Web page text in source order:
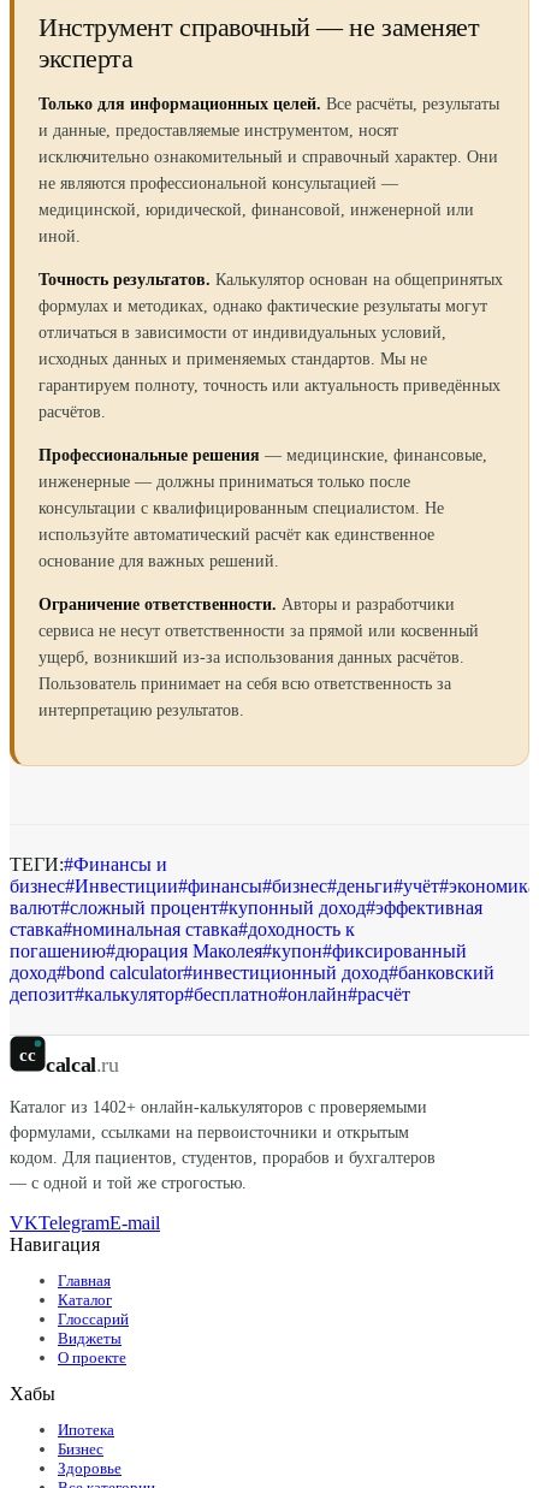
Инструмент справочный — не заменяет
эксперта
Только для информационных целей. Все расчёты, результаты
и данные, предоставляемые инструментом, носят
исключительно ознакомительный и справочный характер. Они
не являются профессиональной консультацией —
медицинской, юридической, финансовой, инженерной или
иной.
Точность результатов. Калькулятор основан на общепринятых
формулах и методиках, однако фактические результаты могут
отличаться в зависимости от индивидуальных условий,
исходных данных и применяемых стандартов. Мы не
гарантируем полноту, точность или актуальность приведённых
расчётов.
Профессиональные решения — медицинские, финансовые,
инженерные — должны приниматься только после
консультации с квалифицированным специалистом. Не
используйте автоматический расчёт как единственное
основание для важных решений.
Ограничение ответственности. Авторы и разработчики
сервиса не несут ответственности за прямой или косвенный
ущерб, возникший из-за использования данных расчётов.
Пользователь принимает на себя всю ответственность за
интерпретацию результатов.
ТЕГИ:#Финансы и
бизнес#Инвестиции#финансы#бизнес#деньги#учёт#экономика
валют#сложный процент#купонный доход#эффективная
ставка#номинальная ставка#доходность к
погашению#дюрация Маколея#купон#фиксированный
доход#bond calculator#инвестиционный доход#банковский
депозит#калькулятор#бесплатно#онлайн#расчёт
cc calcal.ru
Каталог из 1402+ онлайн-калькуляторов с проверяемыми
формулами, ссылками на первоисточники и открытым
кодом. Для пациентов, студентов, прорабов и бухгалтеров
— с одной и той же строгостью.
VKTelegramE-mail
Навигация
Главная
Каталог
Глоссарий
Виджеты
О проекте
Хабы
Ипотека
Бизнес
Здоровье